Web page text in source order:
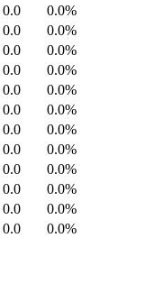
0.0
0.0%
0.0
0.0%
0.0
0.0%
0.0
0.0%
0.0
0.0%
0.0
0.0%
0.0
0.0%
0.0
0.0%
0.0
0.0%
0.0
0.0%
0.0
0.0%
0.0
0.0%